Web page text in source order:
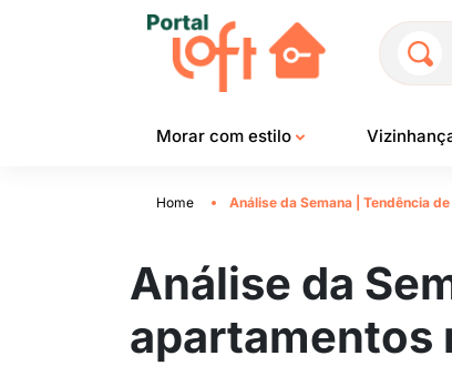
Morar com estilo
Home Análise da Semana | Tendência
Análise da
apartamentos